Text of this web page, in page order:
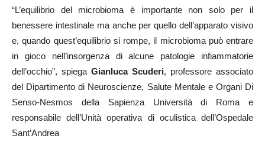
“L’equilibrio del microbioma è importante non solo per il
benessere intestinale ma anche per quello dell’apparato visivo
e, quando quest’equilibrio si rompe, il microbioma può entrare
in gioco nell’insorgenza di alcune patologie infiammatorie
dell’occhio”, spiega Gianluca Scuderi, professore associato
del Dipartimento di Neuroscienze, Salute Mentale e Organi Di
Senso-Nesmos della Sapienza Università di Roma e
responsabile dell’Unità operativa di oculistica dell’Ospedale
Sant’Andrea